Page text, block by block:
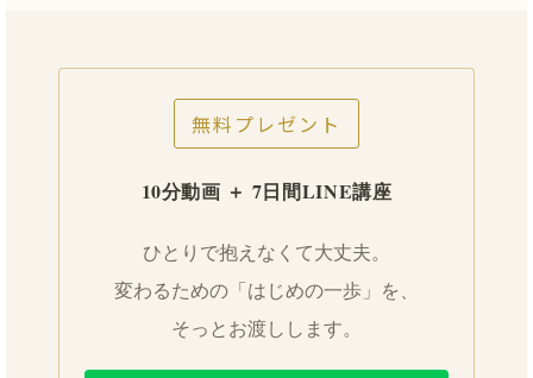
無料プレゼント
10分動画 ＋ 7日間LINE講座
ひとりで抱えなくて大丈夫。
変わるための「はじめの一歩」を、
そっとお渡しします。